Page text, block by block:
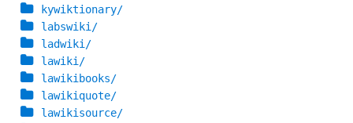
kywiktionary/
labswiki/
ladwiki/
lawiki/
lawikibooks/
lawikiquote/
lawikisource/